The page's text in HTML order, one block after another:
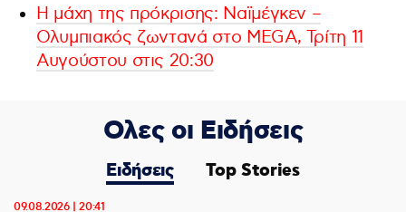
Η μάχη της πρόκρισης: Ναϊμέγκεν –
Ολυμπιακός ζωντανά στο MEGA, Τρίτη 11
Αυγούστου στις 20:30
Ολες οι Ειδήσεις
Ειδήσεις Top Stories
09.08.2026 | 20:41